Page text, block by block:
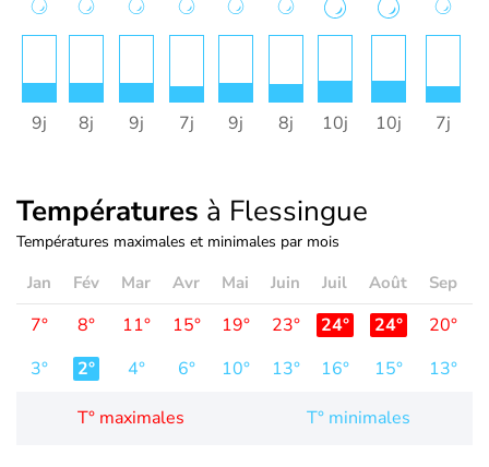
9j 8j 9j 7j 9j 8j 10j 10j 7j
Températures à Flessingue
Températures maximales et minimales par mois
Jan Fév Mar Avr Mai Juin Juil Août Sep
7° 8° 11° 15° 19° 23° 24° 24° 20°
3°
2° 4° 6° 10° 13° 16° 15° 13°
T° maximales T° minimales